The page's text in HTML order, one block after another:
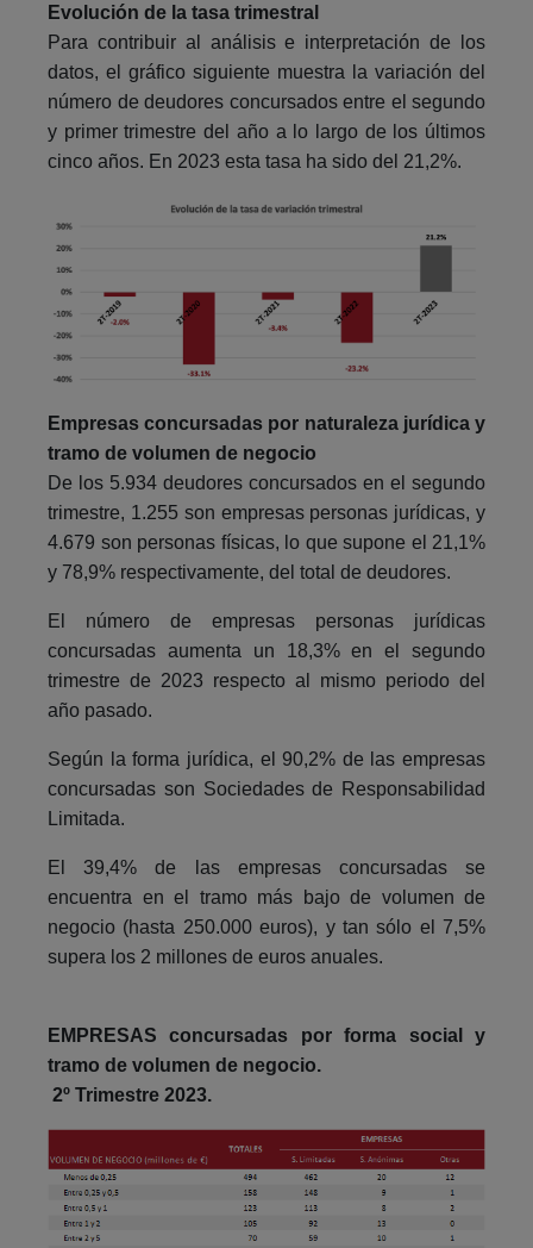
Evolución de la tasa trimestral
Para contribuir al análisis e interpretación de los
datos, el gráfico siguiente muestra la variación del
número de deudores concursados entre el segundo
y primer trimestre del año a lo largo de los últimos
cinco años. En 2023 esta tasa ha sido del 21,2%.
Empresas concursadas por naturaleza jurídica y
tramo de volumen de negocio
De los 5.934 deudores concursados en el segundo
trimestre, 1.255 son empresas personas jurídicas, y
4.679 son personas físicas, lo que supone el 21,1%
y 78,9% respectivamente, del total de deudores.
El número de empresas personas jurídicas
concursadas aumenta un 18,3% en el segundo
trimestre de 2023 respecto al mismo periodo del
año pasado.
Según la forma jurídica, el 90,2% de las empresas
concursadas son Sociedades de Responsabilidad
Limitada.
El 39,4% de las empresas concursadas se
encuentra en el tramo más bajo de volumen de
negocio (hasta 250.000 euros), y tan sólo el 7,5%
supera los 2 millones de euros anuales.
EMPRESAS concursadas por forma social y
tramo de volumen de negocio.
2º Trimestre 2023.